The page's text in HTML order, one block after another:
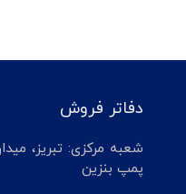
دفاتر فروش
پمپ بنزین